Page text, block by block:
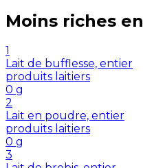
Moins riches en
1
Lait de bufflesse, entier
produits laitiers
0 g
2
Lait en poudre, entier
produits laitiers
0 g
3